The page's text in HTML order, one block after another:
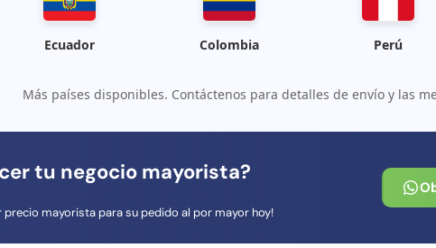
Ecuador Colombia Perú
Más países disponibles. Contáctenos para detalles de envío y las
tu negocio mayorista?
precio mayorista para su pedido al por mayor hoy!